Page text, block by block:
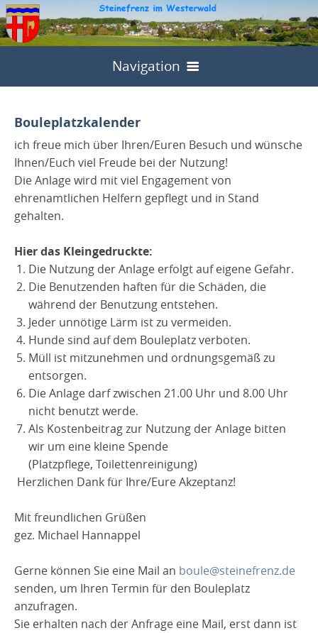
Navigation
Gemeinde
Ortsbürgermeister
Satzungen
Gemeinderat
Ausschüsse
Ratssitzungen
Test 01072026
Dorfentwicklung
Dorfentwicklung 2021
Leitfaden Dorfentwicklung
Geschichte
Wappen
Zeittafel
Ortsvorsteher
Schwerpunktgemeinde
Leben in Frenz
Kirchl. Einrichtungen
Evangelische Kirche
Aktive
Jugend
Förderverein
Terminkalender
Kultur
Frenzer Fastnacht
Kontakt
Bühnenbilder
Kath. Frauen
Kirmesgesellschaft
Senioren
Männergesangverein
Kirchenchor
Sport
Angelfreunde
Verein
Fischerfest
Kontakt
Gymnastikgruppe
Trainingszeiten
TTC Steinefrenz
Vorstand
Chronik
Freizeit
Bouleplatz
Boulespielregeln
DGH Brencede
Aktuelles
DGH Kalender
Nutzungsentgelt
Nutzungsvertrag
Nutzungsordnung
Hallenbelegung Vereine
Grundriss DGH
Satzung
Gestattungsvertrag
Katastrophenschutz
Allgemeine Info
Gewerbe
Service
Fahr mit
Bauanleitungen
Suche - Biete-Pinwand
Archiv
Veranstaltungskalender
Bouleplatzkalender
ich freue mich über Ihren/Euren Besuch und wünsche
Ihnen/Euch viel Freude bei der Nutzung!
Die Anlage wird mit viel Engagement von
ehrenamtlichen Helfern gepflegt und in Stand
gehalten.
Hier das Kleingedruckte:
Die Nutzung der Anlage erfolgt auf eigene Gefahr.
Die Benutzenden haften für die Schäden, die
während der Benutzung entstehen.
Jeder unnötige Lärm ist zu vermeiden.
Hunde sind auf dem Bouleplatz verboten.
Müll ist mitzunehmen und ordnungsgemäß zu
entsorgen.
Die Anlage darf zwischen 21.00 Uhr und 8.00 Uhr
nicht benutzt werde.
Als Kostenbeitrag zur Nutzung der Anlage bitten
wir um eine kleine Spende
(Platzpflege, Toilettenreinigung)
Herzlichen Dank für Ihre/Eure Akzeptanz!
Mit freundlichen Grüßen
gez. Michael Hannappel
Gerne können Sie eine Mail an boule@steinefrenz.de
senden, um Ihren Termin für den Bouleplatz
anzufragen.
Sie erhalten nach der Anfrage eine Mail, erst dann ist